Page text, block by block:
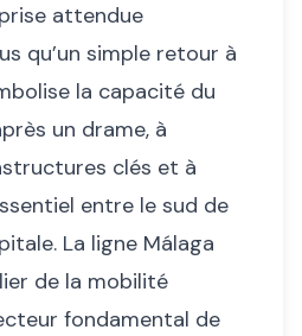
attendue
qu’un simple retour à
la capacité du
un drame, à
clés et à
entre le sud de
La ligne Málaga
de la mobilité
fondamental de